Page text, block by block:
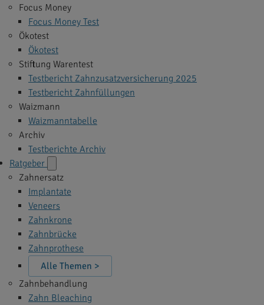
Focus Money
Focus Money Test
Ökotest
Ökotest
Stiftung Warentest
Testbericht Zahnzusatzversicherung 2025
Testbericht Zahnfüllungen
Waizmann
Waizmanntabelle
Archiv
Testberichte Archiv
Ratgeber
Zahnersatz
Implantate
Veneers
Zahnkrone
Zahnbrücke
Zahnprothese
Alle Themen >
Zahnbehandlung
Zahn Bleaching